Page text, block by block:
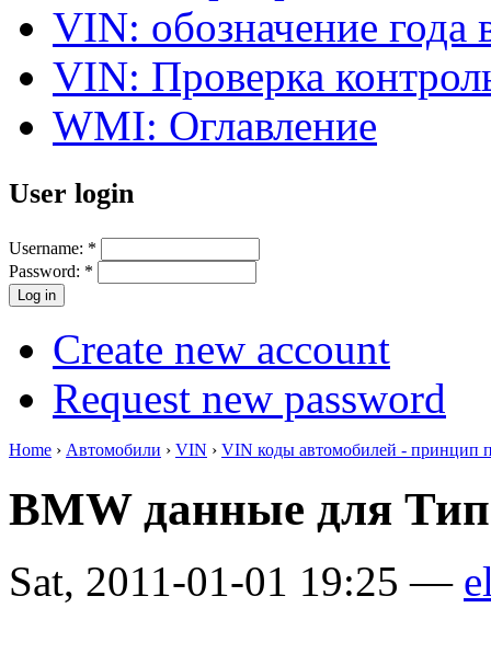
VIN: обозначение года
VIN: Проверка
WMI: Оглавление
User login
Username: *
Password: *
Create new account
Request new password
Home › Автомобили › VIN › VIN коды автомобилей - принцип
BMW данные для
Sat, 2011-01-01 19:25 —